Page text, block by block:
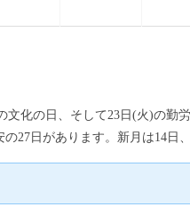
文化の日、そして23日(火)の
27日があります。新月は14日、